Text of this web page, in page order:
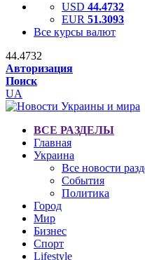
USD 44.4732
EUR 51.3093
Все курсы валют
44.4732
Авторизация
Поиск
UA
ВСЕ РАЗДЕЛЫ
Главная
Украина
Все новости
События
Политика
Город
Мир
Бизнес
Спорт
Lifestyle